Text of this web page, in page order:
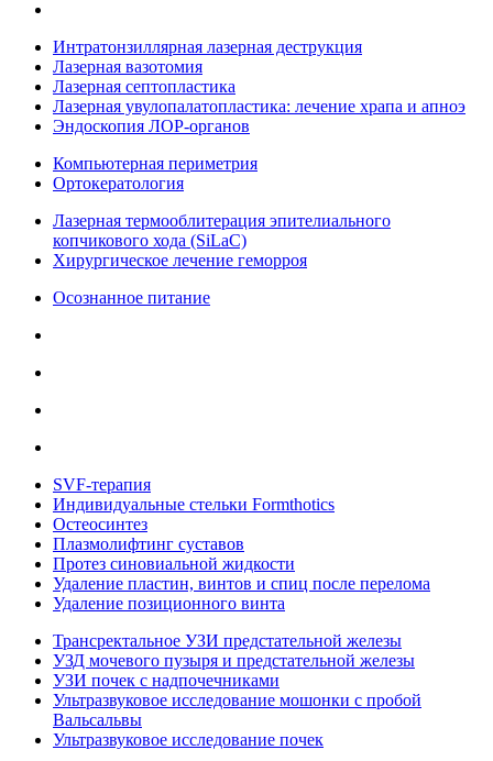
Интратонзиллярная лазерная деструкция
Лазерная вазотомия
Лазерная септопластика
Лазерная увулопалатопластика: лечение храпа и апноэ
Эндоскопия ЛОР-органов
Компьютерная периметрия
Ортокератология
Лазерная термооблитерация эпителиального
копчикового хода (SiLaC)
Хирургическое лечение геморроя
Осознанное питание
SVF-терапия
Индивидуальные стельки Formthotics
Остеосинтез
Плазмолифтинг суставов
Протез синовиальной жидкости
Удаление пластин, винтов и спиц после перелома
Удаление позиционного винта
Трансректальное УЗИ предстательной железы
УЗД мочевого пузыря и предстательной железы
УЗИ почек с надпочечниками
Ультразвуковое исследование мошонки с пробой
Вальсальвы
Ультразвуковое исследование почек